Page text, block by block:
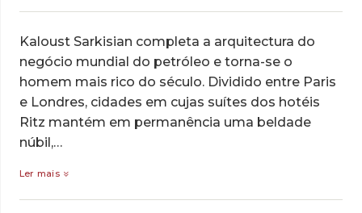
Kaloust Sarkisian completa a arquitectura do
negócio mun­dial do petróleo e torna-se o
homem mais rico do século. Divi­dido entre Paris
e Londres, cidades em cujas suítes dos hotéis
Ritz mantém em permanência uma beldade
núbil,…
Ler mais